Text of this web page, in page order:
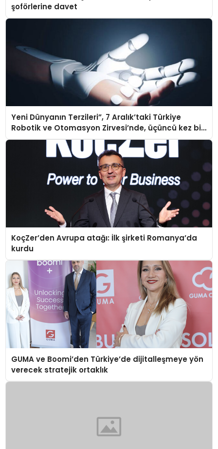
şoförlerine davet
Yeni Dünyanın Terzileri”, 7 Aralık’taki Türkiye
Robotik ve Otomasyon Zirvesi’nde, üçüncü kez bir
araya geliyor
KoçZer’den Avrupa atağı: İlk şirketi Romanya’da
kurdu
GUMA ve Boomi’den Türkiye’de dijitalleşmeye yön
verecek stratejik ortaklık